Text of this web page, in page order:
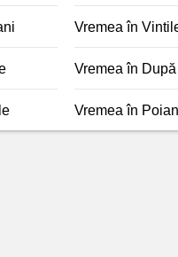
Vremea în
Vremea în
Vremea în